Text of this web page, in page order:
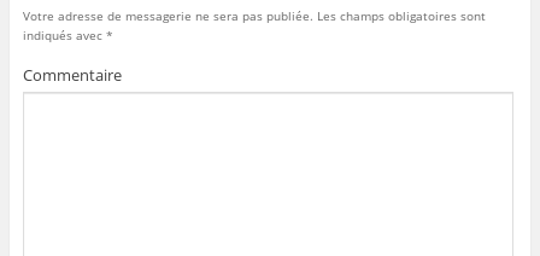
Votre adresse de messagerie ne sera pas publiée. Les champs obligatoires sont
indiqués avec *
Commentaire